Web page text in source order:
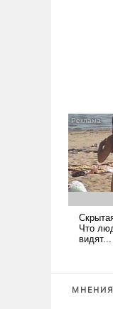
МНЕНИЯ